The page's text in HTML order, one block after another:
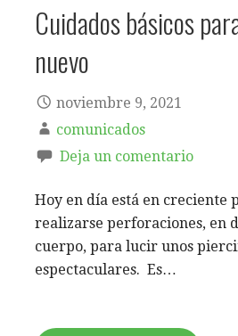
Cuidados básicos
nuevo
noviembre 9, 2021
comunicados
Deja un comentario
Hoy en día está en creciente
realizarse perforaciones, en
cuerpo, para lucir unos
espectaculares. Es…